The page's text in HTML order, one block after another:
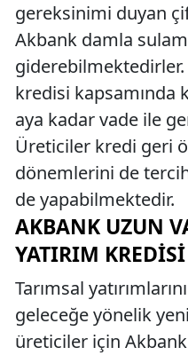
gereksinimi duyan
Akbank damla
kredisi kapsamında
aya kadar vade ile
Üreticiler kredi geri
dönemlerini de
de yapabilmektedir.
AKBANK UZUN
YATIRIM KREDISI
Tarımsal
geleceğe yönelik
üreticiler için